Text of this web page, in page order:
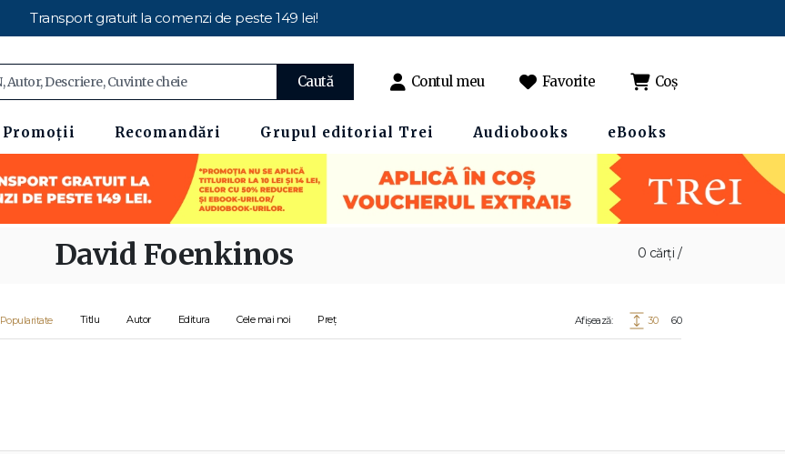
Transport gratuit la comenzi de peste 149 lei!
Caută Contul meu Favorite Coș
Promoții Recomandări Grupul editorial Trei Audiobooks eBooks
0 cărți /
David Foenkinos
Popularitate Titlu Autor Editura Cele mai noi Preț Afișează: 30 60